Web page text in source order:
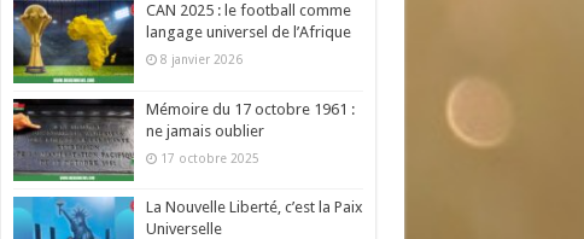
CAN 2025 : le football comme
langage universel de l’Afrique
8 janvier 2026
Mémoire du 17 octobre 1961 :
ne jamais oublier
17 octobre 2025
La Nouvelle Liberté, c’est la Paix
Universelle